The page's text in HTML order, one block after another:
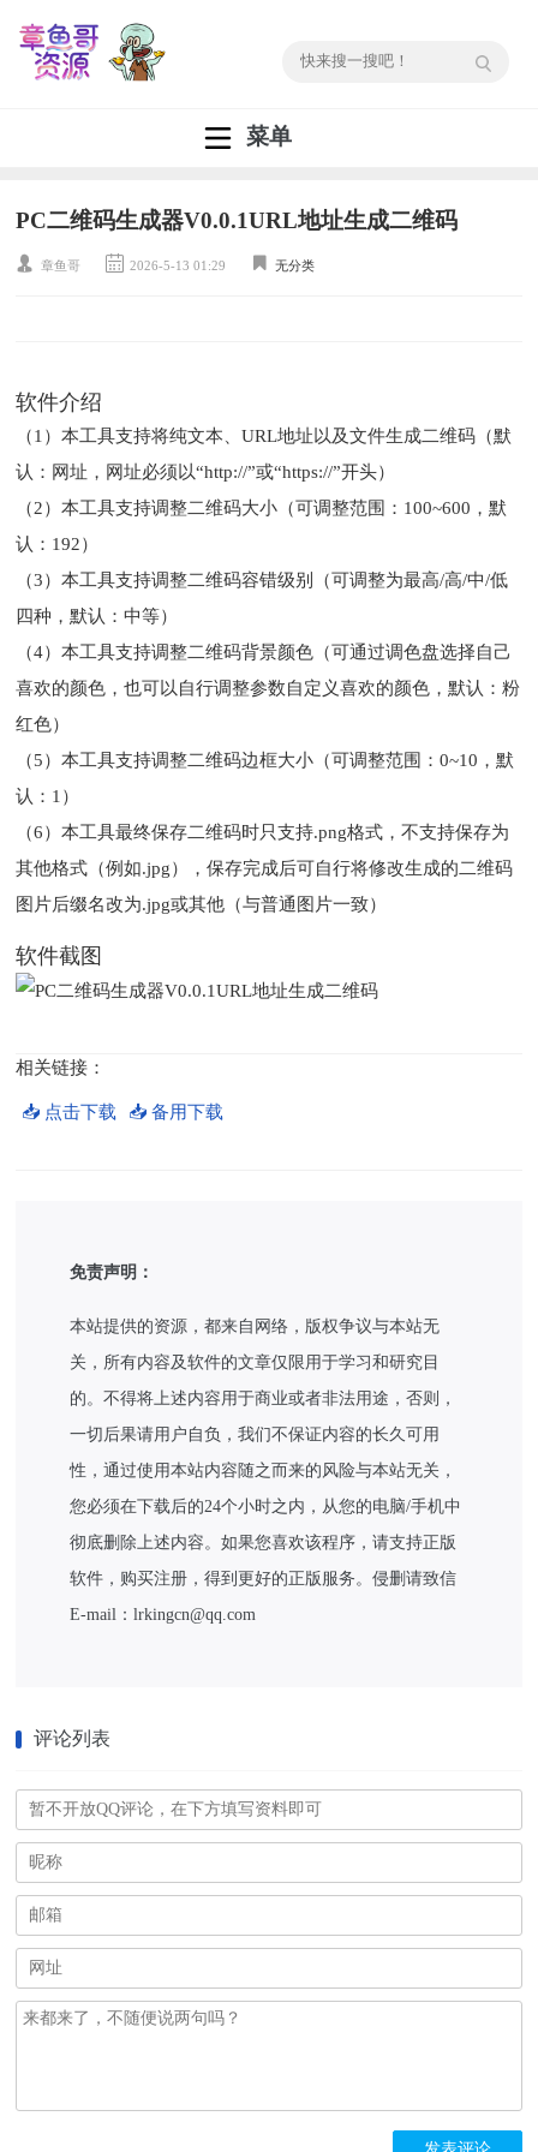
菜单
PC二维码生成器V0.0.1URL地址生成二维码
章鱼哥 2026-5-13 01:29 无分类
软件介绍
（1）本工具支持将纯文本、URL地址以及文件生成二维码（默
认：网址，网址必须以“http://”或“https://”开头）
（2）本工具支持调整二维码大小（可调整范围：100~600，默
认：192）
（3）本工具支持调整二维码容错级别（可调整为最高/高/中/低
四种，默认：中等）
（4）本工具支持调整二维码背景颜色（可通过调色盘选择自己
喜欢的颜色，也可以自行调整参数自定义喜欢的颜色，默认：粉
红色）
（5）本工具支持调整二维码边框大小（可调整范围：0~10，默
认：1）
（6）本工具最终保存二维码时只支持.png格式，不支持保存为
其他格式（例如.jpg），保存完成后可自行将修改生成的二维码
图片后缀名改为.jpg或其他（与普通图片一致）
软件截图
相关链接：
📥 点击下载 📥 备用下载
免责声明：
本站提供的资源，都来自网络，版权争议与本站无
关，所有内容及软件的文章仅限用于学习和研究目
的。不得将上述内容用于商业或者非法用途，否则，
一切后果请用户自负，我们不保证内容的长久可用
性，通过使用本站内容随之而来的风险与本站无关，
您必须在下载后的24个小时之内，从您的电脑/手机中
彻底删除上述内容。如果您喜欢该程序，请支持正版
软件，购买注册，得到更好的正版服务。侵删请致信
E-mail：lrkingcn@qq.com
评论列表